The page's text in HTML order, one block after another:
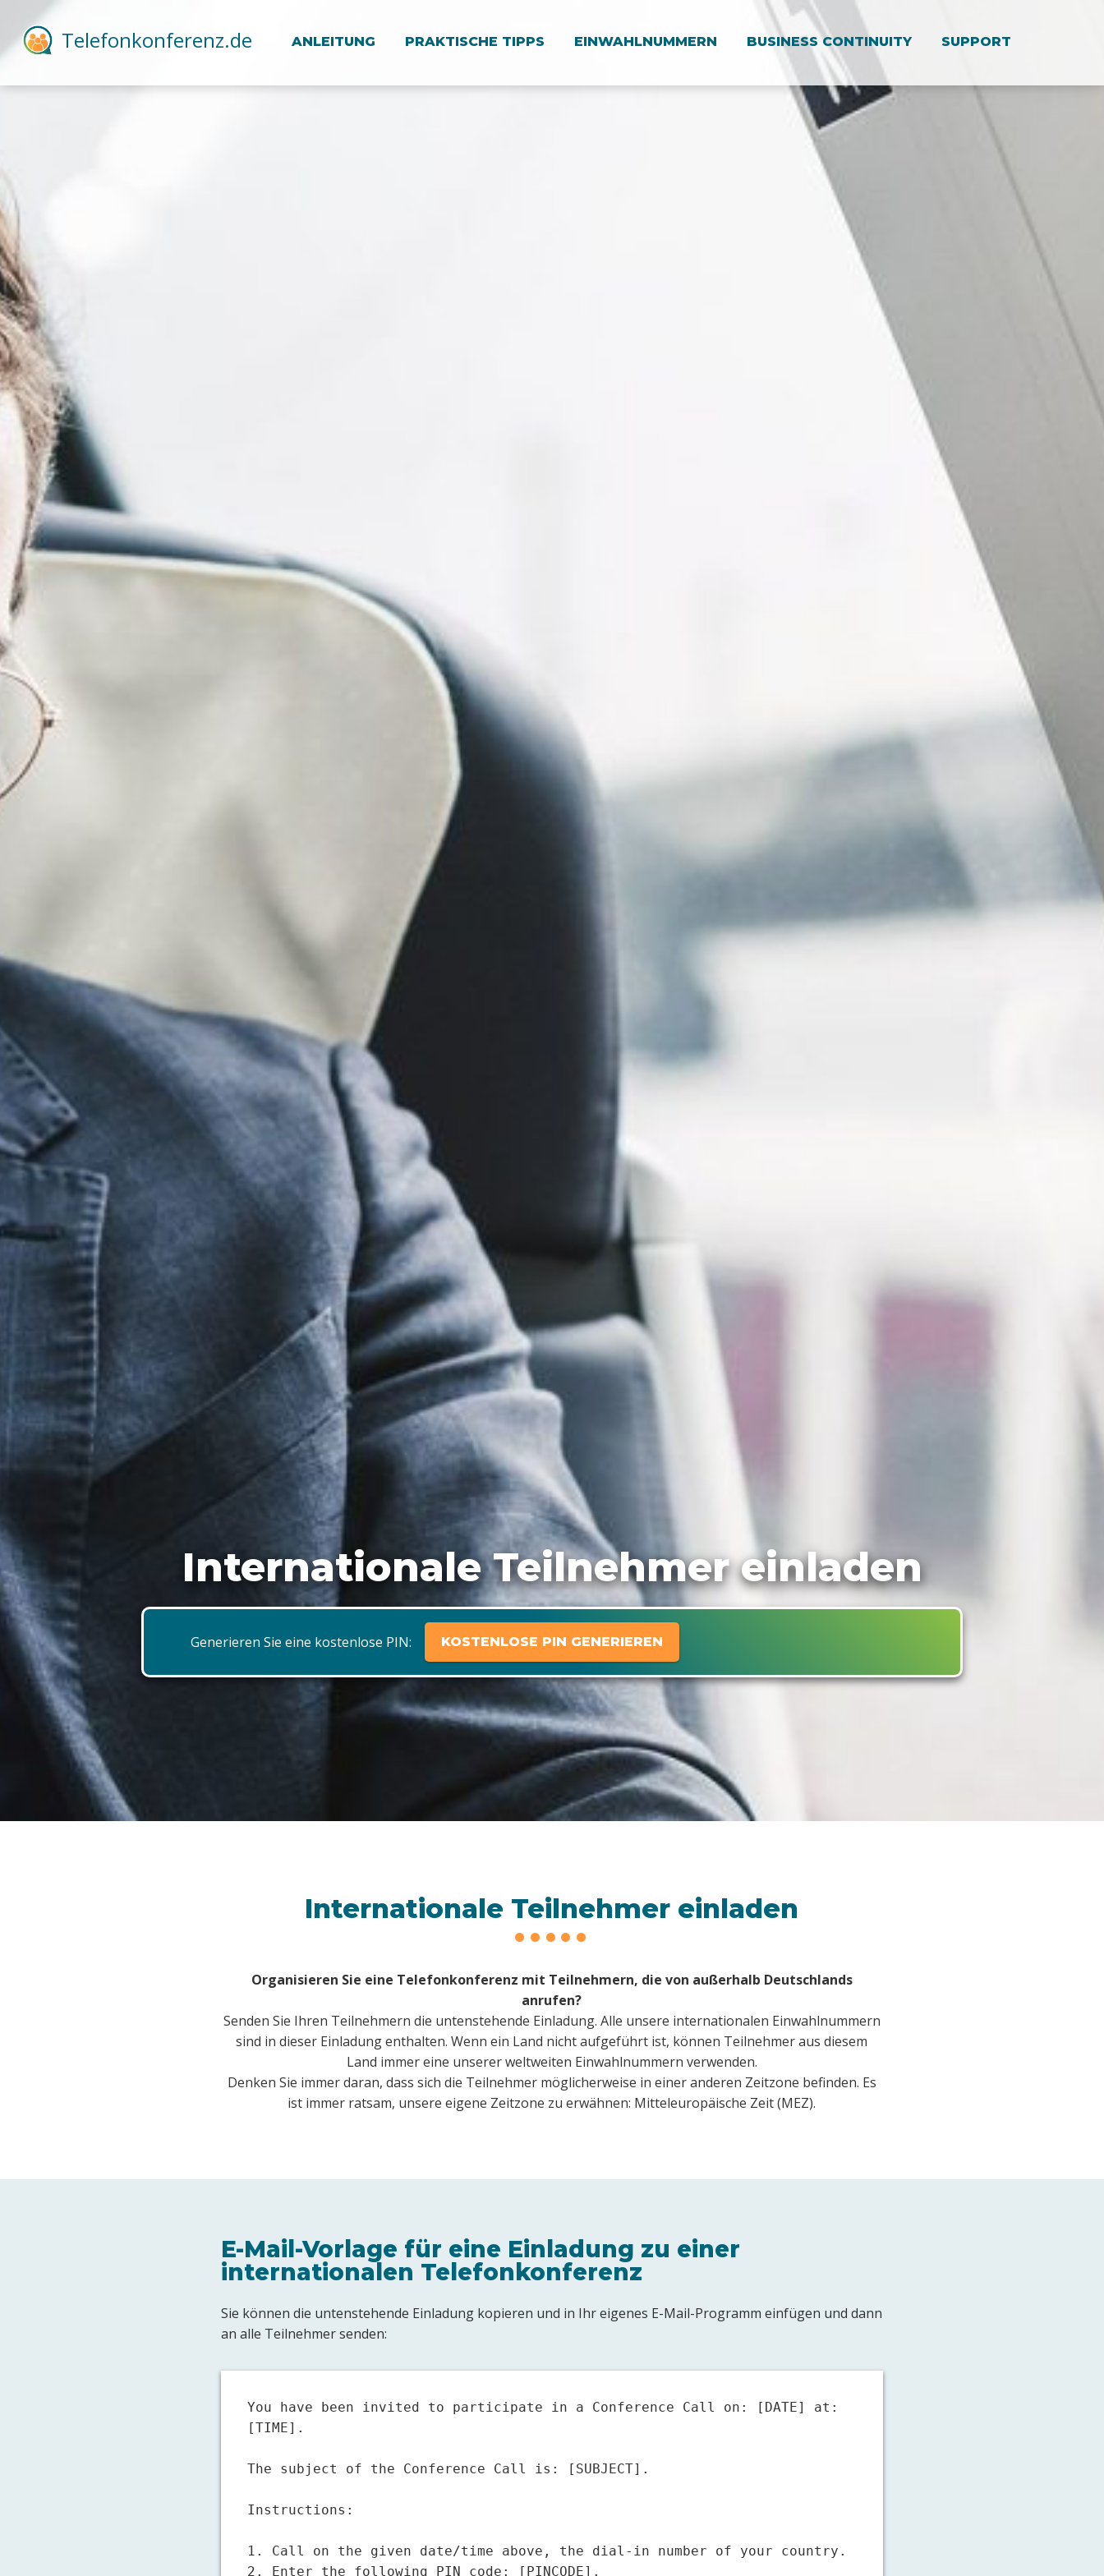
Telefonkonferenz.de ANLEITUNG PRAKTISCHE TIPPS EINWAHLNUMMERN BUSINESS CONTINUITY SUPPORT
Internationale Teilnehmer einladen
Generieren Sie eine kostenlose PIN: KOSTENLOSE PIN GENERIEREN
Internationale Teilnehmer einladen
Organisieren Sie eine Telefonkonferenz mit Teilnehmern, die von außerhalb Deutschlands
anrufen?
Senden Sie Ihren Teilnehmern die untenstehende Einladung. Alle unsere internationalen Einwahlnummern
sind in dieser Einladung enthalten. Wenn ein Land nicht aufgeführt ist, können Teilnehmer aus diesem
Land immer eine unserer weltweiten Einwahlnummern verwenden.
Denken Sie immer daran, dass sich die Teilnehmer möglicherweise in einer anderen Zeitzone befinden. Es
ist immer ratsam, unsere eigene Zeitzone zu erwähnen: Mitteleuropäische Zeit (MEZ).
E-Mail-Vorlage für eine Einladung zu einer
internationalen Telefonkonferenz
Sie können die untenstehende Einladung kopieren und in Ihr eigenes E-Mail-Programm einfügen und dann
an alle Teilnehmer senden:
You have been invited to participate in a Conference Call on: [DATE] at:
[TIME].
The subject of the Conference Call is: [SUBJECT].
Instructions:
1. Call on the given date/time above, the dial-in number of your country.
2. Enter the following PIN code: [PINCODE].